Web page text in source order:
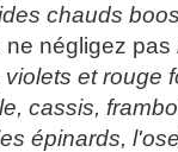
chauds
ne négligez pas
et rouge
cassis,
épinards,